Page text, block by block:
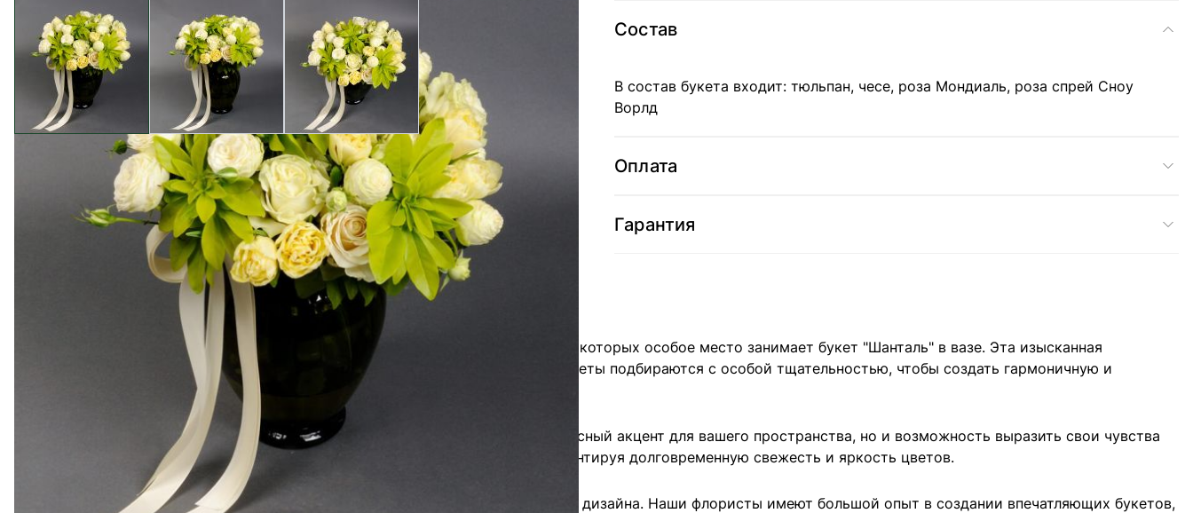
View larger image View larger image View larger image
Состав
В состав букета входит: тюльпан, чесе, роза Мондиаль, роза спрей Сноу
Ворлд
Оплата
Гарантия
В магазине Camellia вы найдете самые изысканные композиции цветов, среди которых особое место занимает букет "Шанталь" в вазе. Эта изысканная
композиция впечатляет своей элегантностью и непревзойденной красотой. Цветы подбираются с особой тщательностью, чтобы создать гармоничную и
утонченную композицию.
Приобретая букет "Шанталь" в нашем магазине, вы получите не только прекрасный акцент для вашего пространства, но и возможность выразить свои чувства
близким людям. Каждый цветочный бутон выбирается из лучших сортов, гарантируя долговременную свежесть и яркость цветов.
Магазин Camellia гордится своей безупречной репутацией в сфере цветочного дизайна. Наши флористы имеют большой опыт в создании впечатляющих букетов,